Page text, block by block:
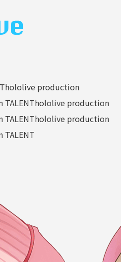
hololive production
hololive production
hololive production